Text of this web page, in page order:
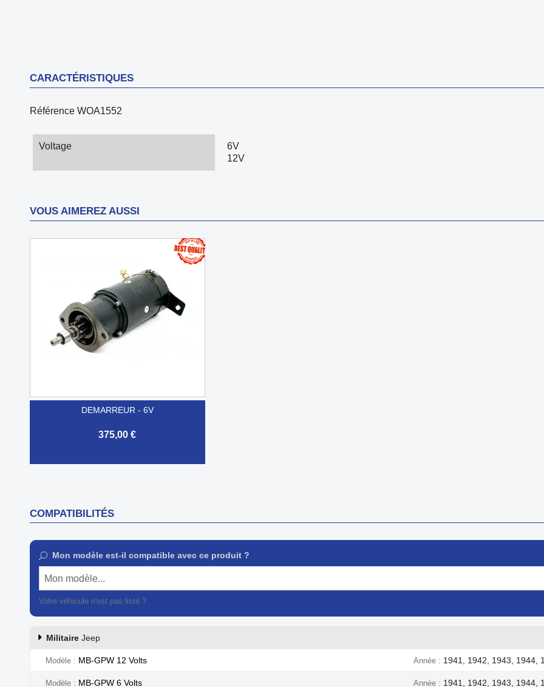
CARACTÉRISTIQUES
Référence WOA1552
Voltage
6V
12V
VOUS AIMEREZ AUSSI
DEMARREUR - 6V
375,00 €
COMPATIBILITÉS
Mon modèle est-il compatible avec ce produit ?
Mon modèle...
Votre véhicule n'est pas listé ?
Militaire Jeep
Modèle MB-GPW 12 Volts Année 1941, 1942, 1943, 1944,
Modèle MB-GPW 6 Volts Année 1941, 1942, 1943, 1944,